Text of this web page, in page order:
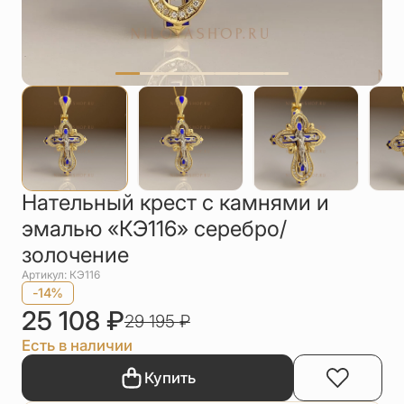
Упаковка
Цепи
Шнурки на
шею
Другое
Нательный крест с камнями и
эмалью «КЭ116» серебро/
золочение
Артикул: КЭ116
-14%
25 108 ₽29 195₽
Есть в наличии
Купить